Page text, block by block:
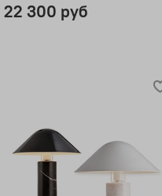
22 300 руб